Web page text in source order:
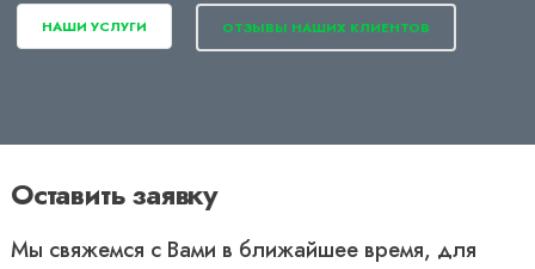
НАШИ УСЛУГИ ОТЗЫВЫ НАШИХ КЛИЕНТОВ
Оставить заявку
Мы свяжемся с Вами в ближайшее время, для